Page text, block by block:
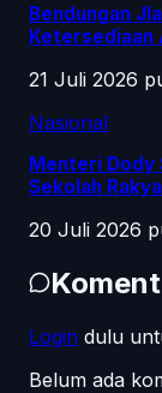
Bendungan
Ketersediaan
21 Juli 2026
Nasional
Menteri Dody
Sekolah
20 Juli 2026
Login dulu
Belum ada